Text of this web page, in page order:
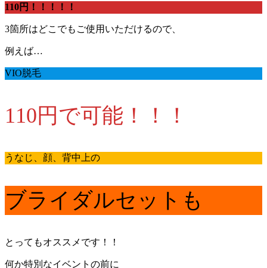
110円！！！！！
3箇所はどこでもご使用いただけるので、
例えば…
VIO脱毛
110円で可能！！！
うなじ、顔、背中上の
ブライダルセットも
とってもオススメです！！
何か特別なイベントの前に